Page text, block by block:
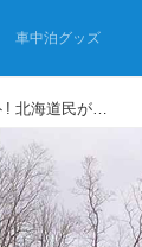
車中泊グッズ
北海道・車中泊旅の“神コンビニ”セイコーマート! 北海道民が教える厳選イチオシ商品はこれ！コスパ最強！